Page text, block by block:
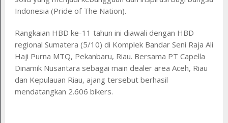
Indonesia (Pride of The Nation).
Rangkaian HBD ke-11 tahun ini diawali dengan HBD
regional Sumatera (5/10) di Komplek Bandar Seni Raja Ali
Haji Purna MTQ, Pekanbaru, Riau. Bersama PT Capella
Dinamik Nusantara sebagai main dealer area Aceh, Riau
dan Kepulauan Riau, ajang tersebut berhasil
mendatangkan 2.606 bikers.